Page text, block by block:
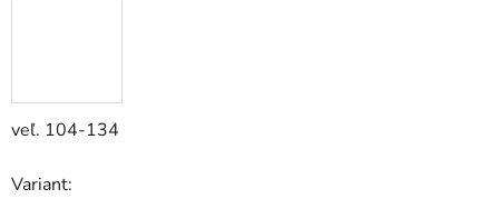
veľ. 104-134
Variant: